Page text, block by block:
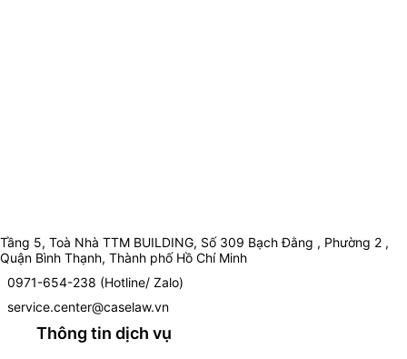
Tầng 5, Toà Nhà TTM BUILDING, Số 309 Bạch Đằng , Phường 2 ,
Quận Bình Thạnh, Thành phố Hồ Chí Minh
0971-654-238 (Hotline/ Zalo)
service.center@caselaw.vn
Thông tin dịch vụ